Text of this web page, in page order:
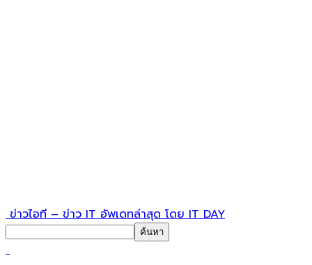
ข่าวไอที – ข่าว IT อัพเดทล่าสุด โดย IT DAY